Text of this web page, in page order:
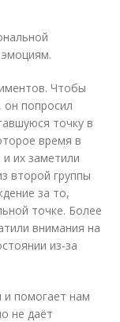
Чтобы
он попросил
точку в
время в
их заметили
второй группы
за то,
точке. Более
внимания на
из-за
и помогает нам
не даёт